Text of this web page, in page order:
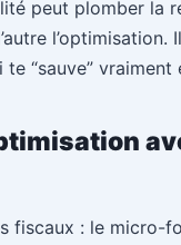
peut plomber la
“sauve” vraiment
fiscaux : le micro-